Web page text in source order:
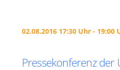
02.08.2016 17:30 Uhr - 19:00
Pressekonferenz der